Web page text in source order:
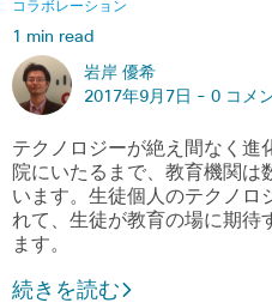
コラボレーション
1 min read
岩岸 優希
2017年9月7日 - 0 コメ
テクノロジーが絶え間なく進
院にいたるまで、教育機関は
います。生徒個人のテクノロ
れて、生徒が教育の場に期待
ます。
続きを読む